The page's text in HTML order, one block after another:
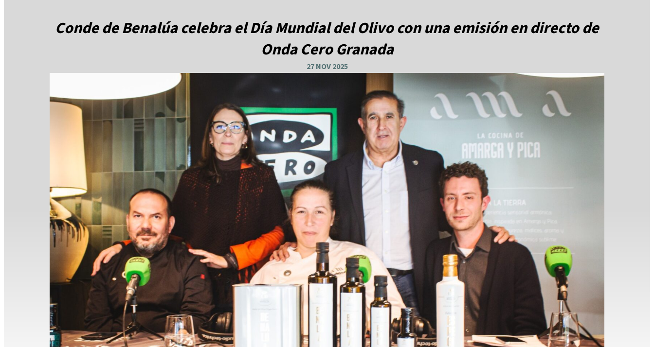
Conde de Benalúa celebra el Día Mundial del Olivo con una emisión en directo de
Onda Cero Granada
27 NOV 2025